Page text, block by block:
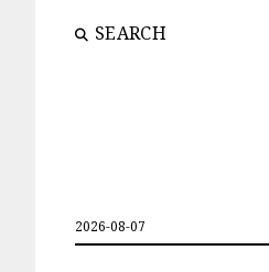
SEARCH
2026-08-07